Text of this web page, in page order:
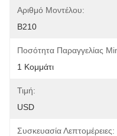
Αριθμό Μοντέλου:
B210
Ποσότητα Παραγγελίας
1 Κομμάτι
Τιμή:
USD
Συσκευασία Λεπτομέρειες: